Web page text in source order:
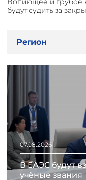
Вопиющее и грубое
будут судить за
Регион
07.08.2026
В ЕАЭС будут
учёные звания